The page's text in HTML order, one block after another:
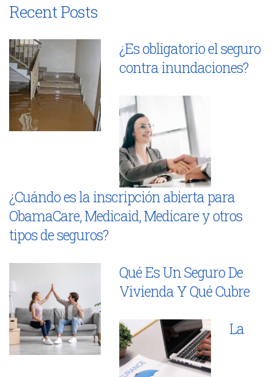
Recent Posts
¿Es obligatorio el seguro
contra inundaciones?
¿Cuándo es la inscripción abierta para
ObamaCare, Medicaid, Medicare y otros
tipos de seguros?
Qué Es Un Seguro De
Vivienda Y Qué Cubre
La